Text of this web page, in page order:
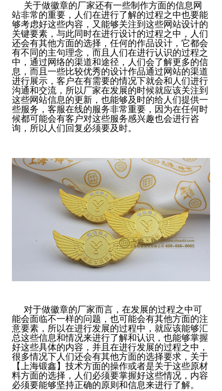
关于做徽章的厂家还有一些制作方面的信息网
站非常的重要，人们在进行了解的过程之中也要能
够考虑好这些内容，又能够关注到这些网站设计的
关键要素，与此同时在进行设计的过程之中，人们
还会有其他方面的选择，任何的作品设计，它都会
有不同的主句理念，而且人们在进行认识的过程之
中，通过网络的渠道和途径，人们会了解更多的信
息，而且一些比较优秀的设计作品通过网站的渠道
进行展示，客户在有需要的情况下就会和人们进行
沟通和交流，所以厂家在发展的时候就应该关注到
这些网站信息的更新，也能够及时的给人们提供一
些服务，客服在线的服务非常重要，因为在任何时
候都可能会有客户对这些服务感兴趣也会进行咨
询，所以人们回复必须要及时。
对于做徽章的厂家而言，在发展的过程之中可
能会面临不一样的问题，也可能会有其他方面的注
意要素，所以在进行发展的过程中，就应该能够汇
总这些信息和情况来进行了解和认识，也能够掌握
好这些具体的内容，并且在进行发展的过程之中，
很多情况下人们还会有其他方面的选择要求，关于
【上海锻鑫】技术方面的操作或者是关于这些原材
料方面的选择，人们必须要掌握好这些情况，内容
必须要能够坚持正确的原则和信息来进行了解。